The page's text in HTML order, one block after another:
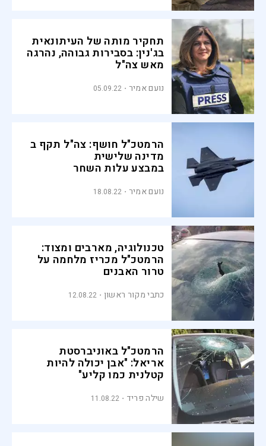
תחקיר מותה של העיתונאית
בג'נין: בסבירות גבוהה, נהרגה
מאש צה"ל
נועם אמיר 05.09.22
הרמטכ"ל חושף: צה"ל תקף ב
מדינה שלישית
במבצע עלות השחר
נועם אמיר 18.08.22
טכנולוגיה, מארבים ומצוד:
הרמטכ"ל מכריז מלחמה על
טרור האבנים
כתבי מקור ראשון 12.08.22
הרמטכ"ל באוניברסטת
אריאל: "אבן יכולה להיות
קטלנית כמו קליע"
שילה פריד 11.08.22